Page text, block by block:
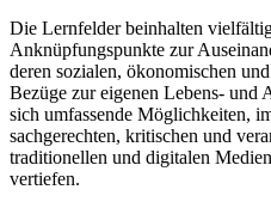
Die Lernfelder beinhalten
Anknüpfungspunkte zur
deren sozialen, ökonomischen
Bezüge zur eigenen Lebens- und
sich umfassende Möglichkeiten,
sachgerechten, kritischen und
traditionellen und digitalen
vertiefen.